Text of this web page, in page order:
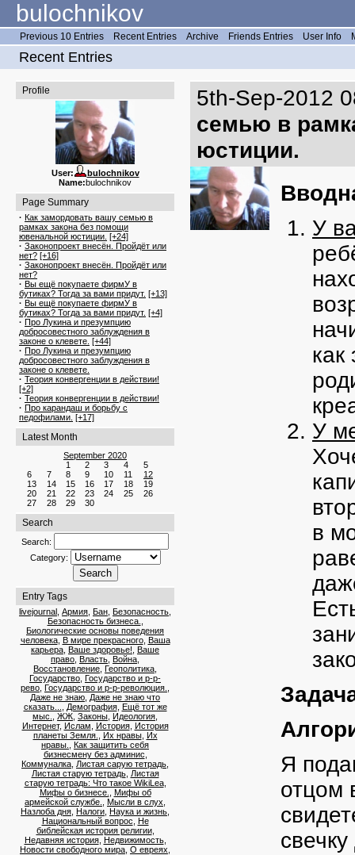
bulochnikov
Previous 10 Entries Recent Entries Archive Friends Entries User Info
Recent Entries
Profile
User:
bulochnikov
Name:bulochnikov
Page Summary
· Как замордовать вашу семью в
рамках закона без помощи
ювенальной юстиции. [+24]
· Законопроект внесён. Пройдёт или
нет? [+16]
· Законопроект внесён. Пройдёт или
нет?
· Вы ещё покупаете фирмУ в
бутиках? Тогда за вами придут. [+13]
· Вы ещё покупаете фирмУ в
бутиках? Тогда за вами придут. [+4]
· Про Лукина и презумпцию
добросовестного заблуждения в
законе о клевете. [+44]
· Про Лукина и презумпцию
добросовестного заблуждения в
законе о клевете.
· Теория конвергенции в действии!
[+2]
· Теория конвергенции в действии!
· Про карандаш и борьбу с
педофилами. [+17]
Latest Month
September 2020
1
2 3 4
5
6
7 8 9 10 11
12
13
14 15 16 17 18
19
20
21 22 23 24 25
26
27
28 29 30
Search
Search:
Category:
Entry Tags
livejournal Армия Бан Безопасность
Безопасность бизнеса.
Биологические основы поведения
человека, В мире прекрасного, Ваша
карьера Ваше здоровье! Ваше
право Власть Война
Восстановление Геополитика
Государство Государство и р-р-
рево Государство и р-р-революция.
Даже не знаю Даже не знаю что
сказать...
Демография, Ещё тот же
мыс.
ЖЖ Законы Идеология
Интернет, Ислам История, История
планеты Земля.
Их нравы, Их
нравы.
Как защитить себя
бизнесмену без админис
Коммуналка Листая сарую тетрадь
Листая старую тетрадь, Листая
старую тетрадь: Что такое WikiLea,
Мифы о бизнесе.
Мифы об
армейской службе.
Мысли в слух
Назлоба дня Налоги Наука и жизнь
Национальный вопрос Не
библейская история религии,
Недавняя история, Недвижимость,
Новости свободного мира О евреях
5th-Sep-2012
семью в
юстиции.
У
как
У
в
Я
отцом